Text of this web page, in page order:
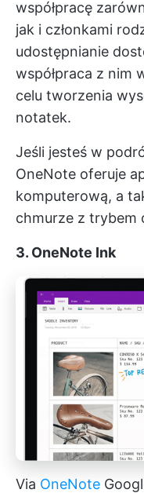
współpracę
jak i członkami
udostępnianie
współpraca z nim
celu tworzenia
notatek.
Jeśli jesteś w
OneNote oferuje
komputerową, a
chmurze z trybem
3. OneNote Ink
Via OneNote